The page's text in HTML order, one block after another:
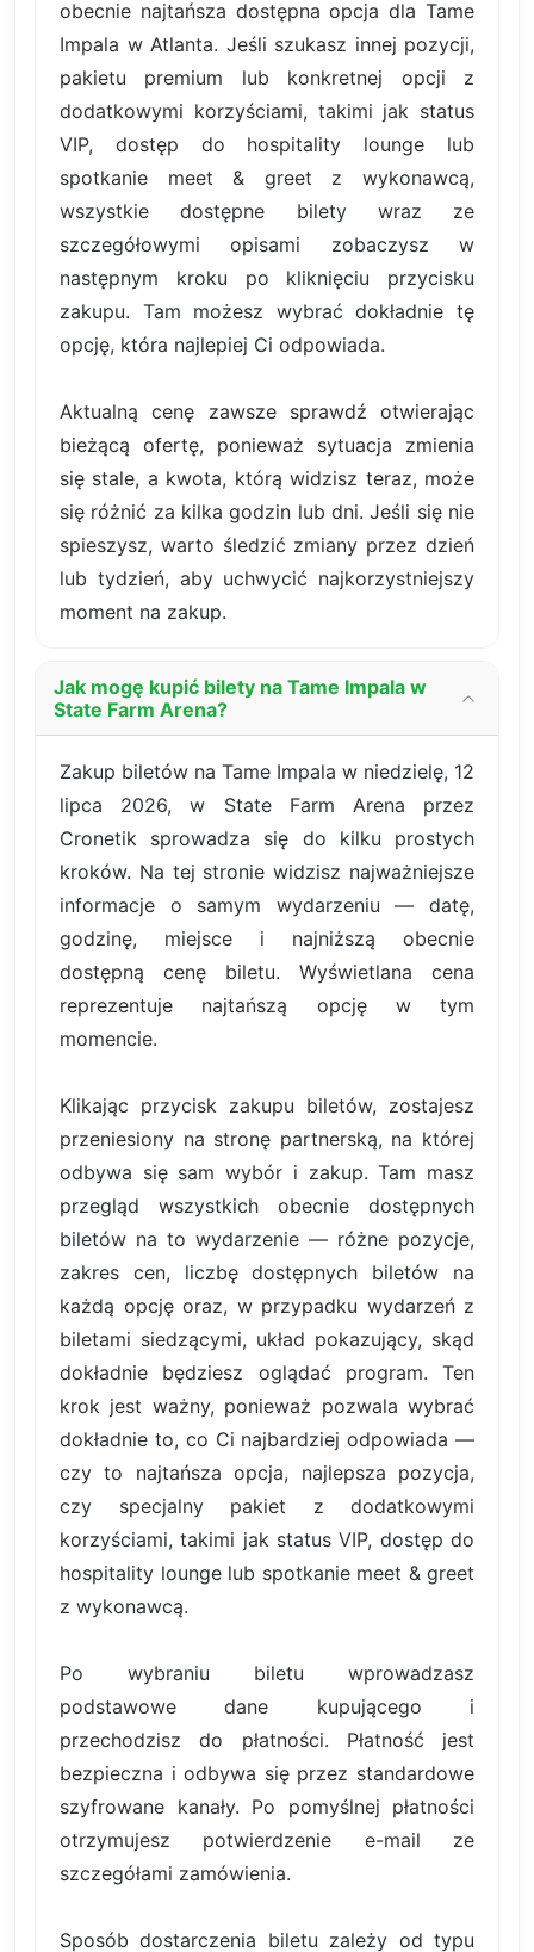
obecnie najtańsza dostępna opcja dla Tame
Impala w Atlanta. Jeśli szukasz innej pozycji,
pakietu premium lub konkretnej opcji z
dodatkowymi korzyściami, takimi jak status
VIP, dostęp do hospitality lounge lub
spotkanie meet & greet z wykonawcą,
wszystkie dostępne bilety wraz ze
szczegółowymi opisami zobaczysz w
następnym kroku po kliknięciu przycisku
zakupu. Tam możesz wybrać dokładnie tę
opcję, która najlepiej Ci odpowiada.
Aktualną cenę zawsze sprawdź otwierając
bieżącą ofertę, ponieważ sytuacja zmienia
się stale, a kwota, którą widzisz teraz, może
się różnić za kilka godzin lub dni. Jeśli się nie
spieszysz, warto śledzić zmiany przez dzień
lub tydzień, aby uchwycić najkorzystniejszy
moment na zakup.
Jak mogę kupić bilety na Tame Impala w
State Farm Arena?
Zakup biletów na Tame Impala w niedzielę, 12
lipca 2026, w State Farm Arena przez
Cronetik sprowadza się do kilku prostych
kroków. Na tej stronie widzisz najważniejsze
informacje o samym wydarzeniu — datę,
godzinę, miejsce i najniższą obecnie
dostępną cenę biletu. Wyświetlana cena
reprezentuje najtańszą opcję w tym
momencie.
Klikając przycisk zakupu biletów, zostajesz
przeniesiony na stronę partnerską, na której
odbywa się sam wybór i zakup. Tam masz
przegląd wszystkich obecnie dostępnych
biletów na to wydarzenie — różne pozycje,
zakres cen, liczbę dostępnych biletów na
każdą opcję oraz, w przypadku wydarzeń z
biletami siedzącymi, układ pokazujący, skąd
dokładnie będziesz oglądać program. Ten
krok jest ważny, ponieważ pozwala wybrać
dokładnie to, co Ci najbardziej odpowiada —
czy to najtańsza opcja, najlepsza pozycja,
czy specjalny pakiet z dodatkowymi
korzyściami, takimi jak status VIP, dostęp do
hospitality lounge lub spotkanie meet & greet
z wykonawcą.
Po wybraniu biletu wprowadzasz
podstawowe dane kupującego i
przechodzisz do płatności. Płatność jest
bezpieczna i odbywa się przez standardowe
szyfrowane kanały. Po pomyślnej płatności
otrzymujesz potwierdzenie e-mail ze
szczegółami zamówienia.
Sposób dostarczenia biletu zależy od typu